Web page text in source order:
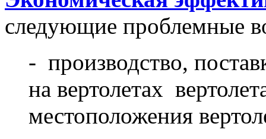
следующие проблемные
- производство,
на вертолетах
местоположения